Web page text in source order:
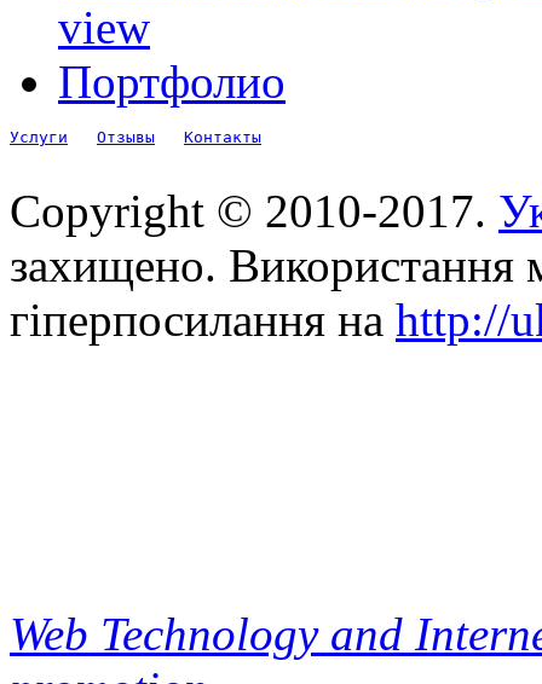
view
Портфолио
Услуги Отзывы Контакты
Copyright © 2010-2017.
захищено. Використання
гіперпосилання на http://
Web Technology and